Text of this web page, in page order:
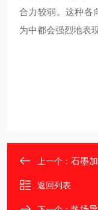
合力较弱。这种各
为中都会强烈地表
上一个： 石墨
返回列表